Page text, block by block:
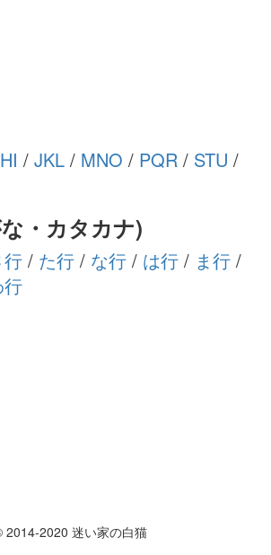
/ JKL / MNO / PQR / STU /
・カタカナ)
行 / た行 / な行 / は行 / ま行 /
2014-2020 迷い家の白猫